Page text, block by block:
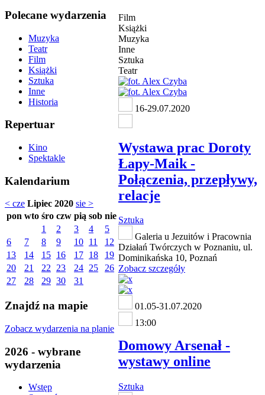
Polecane wydarzenia
Muzyka
Teatr
Film
Książki
Sztuka
Inne
Historia
Repertuar
Kino
Spektakle
Kalendarium
< cze Lipiec 2020 sie >
pon wto śro czw pią sob nie
1
2 3 4
5
6
7 8 9 10 11
12
13
14 15 16 17 18
19
20
21 22 23 24 25
26
27
28 29 30 31
Znajdź na mapie
Zobacz wydarzenia na planie
2026 - wybrane
wydarzenia
Wstęp
Film
Książki
Muzyka
Inne
Sztuka
Teatr
16-29.07.2020
Wystawa prac Doroty
Łapy-Maik -
Połączenia, przepływy,
relacje
Sztuka
Galeria u Jezuitów i Pracownia
Działań Twórczych w Poznaniu, ul.
Dominikańska 10, Poznań
Zobacz szczegóły
01.05-31.07.2020
13:00
Domowy Arsenał -
wystawy online
Sztuka